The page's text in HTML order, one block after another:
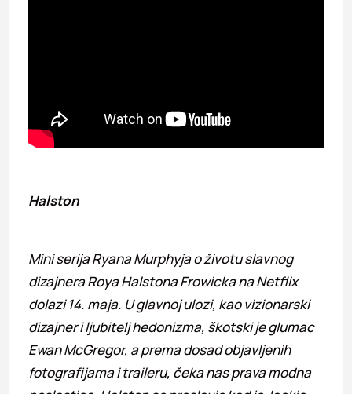
Halston
Mini serija Ryana Murphyja o životu slavnog
dizajnera Roya Halstona Frowicka na Netflix
dolazi 14. maja. U glavnoj ulozi, kao vizionarski
dizajner i ljubitelj hedonizma, škotski je glumac
Ewan McGregor, a prema dosad objavljenih
fotografijama i traileru, čeka nas prava modna